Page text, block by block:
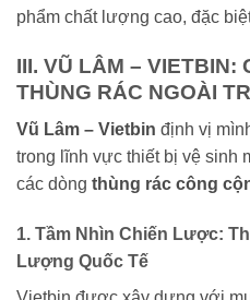
phẩm chất lượng cao, đặc
III. VŨ LÂM – VIETBIN:
THÙNG RÁC NGOÀI
Vũ Lâm – Vietbin định vị
trong lĩnh vực thiết bị vệ sinh
các dòng thùng rác công
1. Tầm Nhìn Chiến Lược:
Lượng Quốc Tế